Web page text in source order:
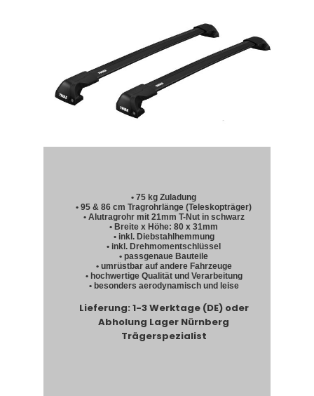
• 75 kg Zuladung
• 95 & 86 cm Tragrohrlänge (Teleskopträger)
• Alutragrohr mit 21mm T-Nut in schwarz
• Breite x Höhe: 80 x 31mm
• inkl. Diebstahlhemmung
• inkl. Drehmomentschlüssel
• passgenaue Bauteile
• umrüstbar auf andere Fahrzeuge
• hochwertige Qualität und Verarbeitung
• besonders aerodynamisch und leise
Lieferung: 1-3 Werktage (DE) oder
Abholung Lager Nürnberg
Trägerspezialist